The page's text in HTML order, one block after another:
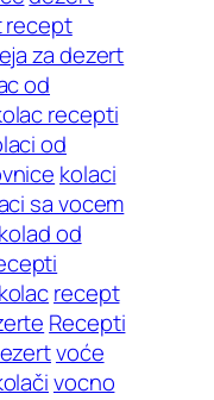
recept
za dezert
od
recepti
od
kolaci
sa vocem
kolad od
recept
Recepti
voće
vocno